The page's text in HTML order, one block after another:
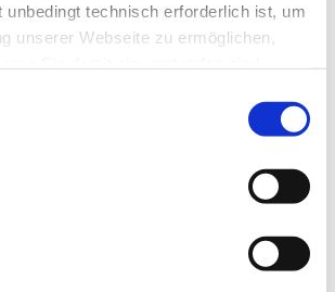
unbedingt technisch erforderlich ist, um
unserer Webseite zu ermöglichen,
über die Nutzung unserer
aber auch für die Partner zur eigenen
hierzu, insbesondere auch zu den
personenbezogener Daten und
. Indem Sie den Button „Alle
erklären Sie sich – jederzeit